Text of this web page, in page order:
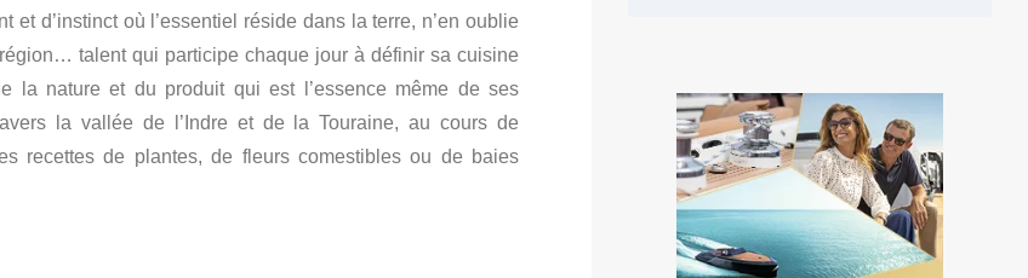
et d’instinct où l’essentiel réside dans la terre, n’en oublie
talent qui participe chaque jour à définir sa cuisine
la nature et du produit qui est l’essence même de ses
la vallée de l’Indre et de la Touraine, au cours de
recettes de plantes, de fleurs comestibles ou de baies